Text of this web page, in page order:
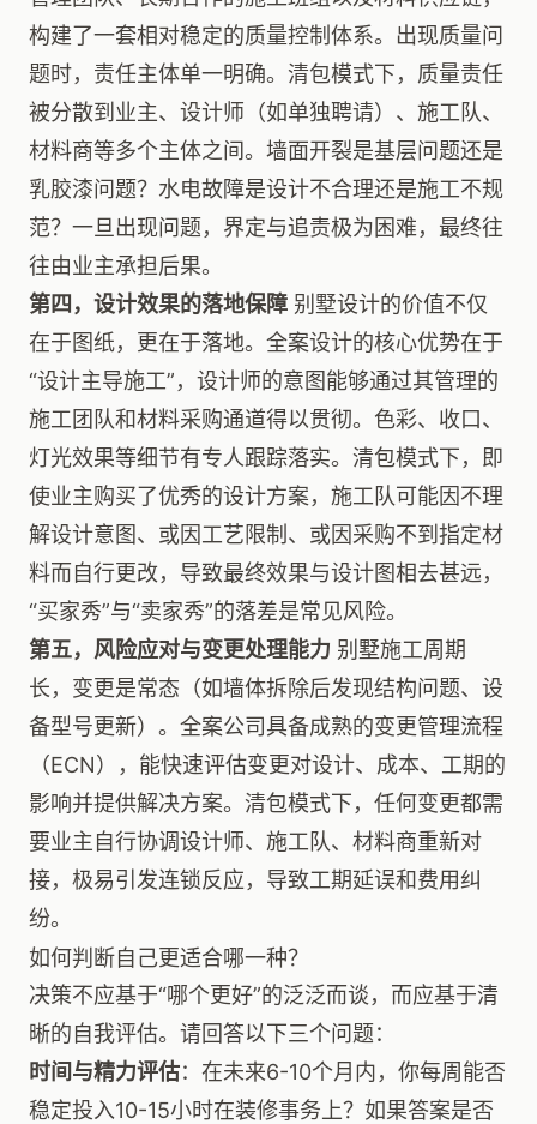
构建了一套相对稳定的质量控制体系。出现质量问
题时，责任主体单一明确。清包模式下，质量责任
被分散到业主、设计师（如单独聘请）、施工队、
材料商等多个主体之间。墙面开裂是基层问题还是
乳胶漆问题？水电故障是设计不合理还是施工不规
范？一旦出现问题，界定与追责极为困难，最终往
往由业主承担后果。
第四，设计效果的落地保障 别墅设计的价值不仅
在于图纸，更在于落地。全案设计的核心优势在于
“设计主导施工”，设计师的意图能够通过其管理的
施工团队和材料采购通道得以贯彻。色彩、收口、
灯光效果等细节有专人跟踪落实。清包模式下，即
使业主购买了优秀的设计方案，施工队可能因不理
解设计意图、或因工艺限制、或因采购不到指定材
料而自行更改，导致最终效果与设计图相去甚远，
“买家秀”与“卖家秀”的落差是常见风险。
第五，风险应对与变更处理能力 别墅施工周期
长，变更是常态（如墙体拆除后发现结构问题、设
备型号更新）。全案公司具备成熟的变更管理流程
（ECN），能快速评估变更对设计、成本、工期的
影响并提供解决方案。清包模式下，任何变更都需
要业主自行协调设计师、施工队、材料商重新对
接，极易引发连锁反应，导致工期延误和费用纠
纷。
如何判断自己更适合哪一种？
决策不应基于“哪个更好”的泛泛而谈，而应基于清
晰的自我评估。请回答以下三个问题：
时间与精力评估：在未来6-10个月内，你每周能否
稳定投入10-15小时在装修事务上？如果答案是否